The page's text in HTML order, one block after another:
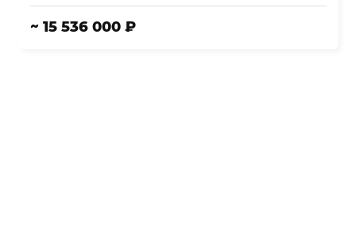
~ 15 536 000 ₽